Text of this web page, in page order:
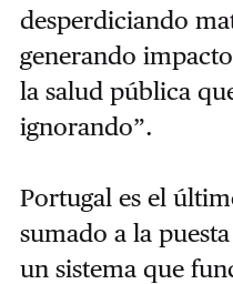
desperdiciando
generando
la salud pública
ignorando”.
Portugal es el
sumado a la
un sistema que